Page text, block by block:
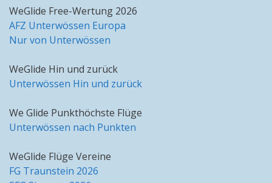
WeGlide Free-Wertung 2026
AFZ Unterwössen Europa
Nur von Unterwössen
WeGlide Hin und zurück
Unterwössen Hin und zurück
We Glide Punkthöchste Flüge
Unterwössen nach Punkten
WeGlide Flüge Vereine
FG Traunstein 2026